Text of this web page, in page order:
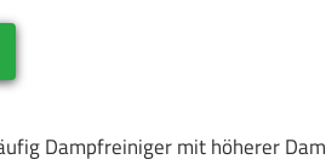
Dampfreiniger mit höherer